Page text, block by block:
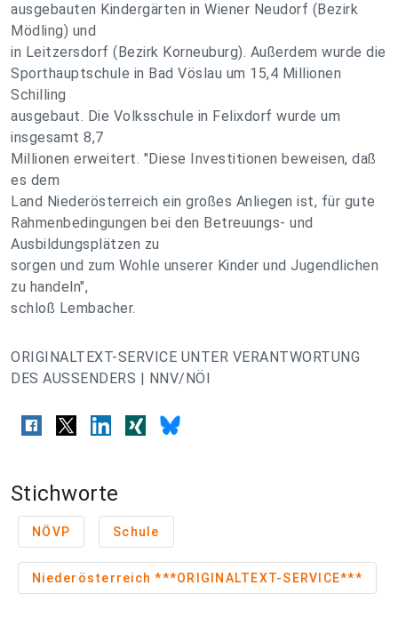
ausgebauten Kindergärten in Wiener Neudorf (Bezirk
Mödling) und
in Leitzersdorf (Bezirk Korneuburg). Außerdem wurde die
Sporthauptschule in Bad Vöslau um 15,4 Millionen
Schilling
ausgebaut. Die Volksschule in Felixdorf wurde um
insgesamt 8,7
Millionen erweitert. "Diese Investitionen beweisen, daß
es dem
Land Niederösterreich ein großes Anliegen ist, für gute
Rahmenbedingungen bei den Betreuungs- und
Ausbildungsplätzen zu
sorgen und zum Wohle unserer Kinder und Jugendlichen
zu handeln",
schloß Lembacher.
ORIGINALTEXT-SERVICE UNTER VERANTWORTUNG
DES AUSSENDERS | NNV/NÖI
Stichworte
NÖVP Schule
Niederösterreich ***ORIGINALTEXT-SERVICE***